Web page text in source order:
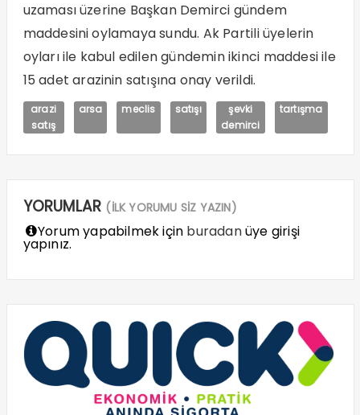
uzaması üzerine Başkan Demirci gündem
maddesini oylamaya sundu. Ak Partili üyelerin
oyları ile kabul edilen gündemin ikinci maddesi ile
15 adet arazinin satışına onay verildi.
arazi
satış
arsa meclis satışı
şevki
demirci
tartışma
YORUMLAR (İLK YORUMU SİZ YAZIN)
Yorum yapabilmek için buradanüye girişi
yapınız.